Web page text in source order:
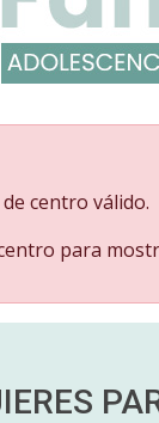
centro válido.
para